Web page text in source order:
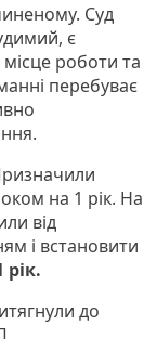
Суд
є
роботи та
перебуває
на 1 рік. На
від
і встановити
рік.
до